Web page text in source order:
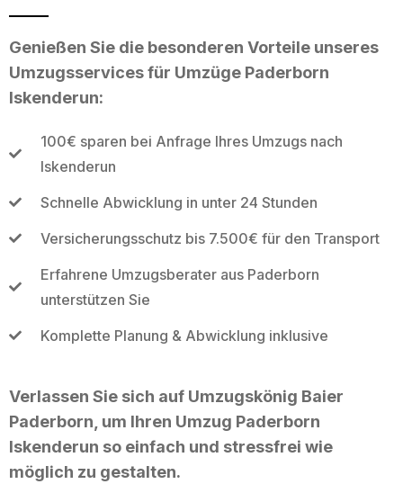
Genießen Sie die besonderen Vorteile unseres
Umzugsservices für Umzüge Paderborn
Iskenderun:
100€ sparen bei Anfrage Ihres Umzugs nach
Iskenderun
Schnelle Abwicklung in unter 24 Stunden
Versicherungsschutz bis 7.500€ für den Transport
Erfahrene Umzugsberater aus Paderborn
unterstützen Sie
Komplette Planung & Abwicklung inklusive
Verlassen Sie sich auf Umzugskönig Baier
Paderborn, um Ihren Umzug Paderborn
Iskenderun so einfach und stressfrei wie
möglich zu gestalten.